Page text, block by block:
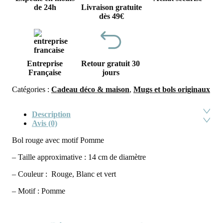
de 24h
Livraison gratuite
dès 49€
Entreprise
Française
Retour gratuit 30
jours
Catégories : Cadeau déco & maison, Mugs et bols originaux
Description
Avis (0)
Bol rouge avec motif Pomme
– Taille approximative : 14 cm de diamètre
– Couleur : Rouge, Blanc et vert
– Motif : Pomme